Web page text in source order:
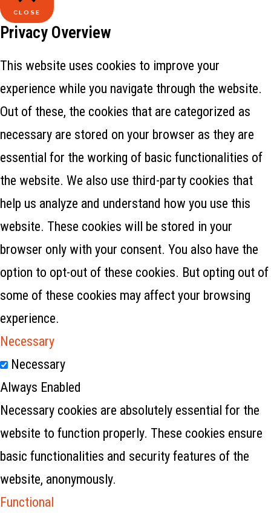
CLOSE
Privacy Overview
This website uses cookies to improve your
experience while you navigate through the website.
Out of these, the cookies that are categorized as
necessary are stored on your browser as they are
essential for the working of basic functionalities of
the website. We also use third-party cookies that
help us analyze and understand how you use this
website. These cookies will be stored in your
browser only with your consent. You also have the
option to opt-out of these cookies. But opting out of
some of these cookies may affect your browsing
experience.
Necessary
Necessary
Always Enabled
Necessary cookies are absolutely essential for the
website to function properly. These cookies ensure
basic functionalities and security features of the
website, anonymously.
Functional